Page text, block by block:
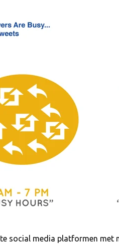
social media platformen met